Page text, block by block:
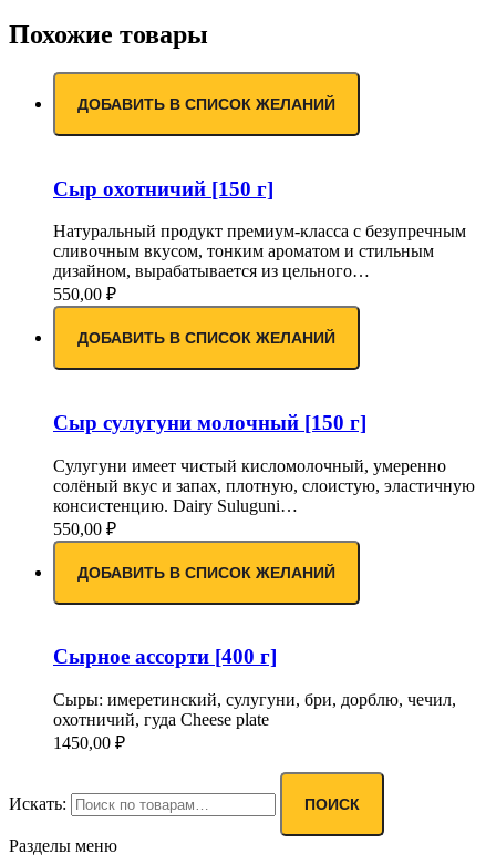
Похожие товары
ДОБАВИТЬ В СПИСОК ЖЕЛАНИЙ
Сыр охотничий [150 г]
Натуральный продукт премиум-класса с безупречным
сливочным вкусом, тонким ароматом и стильным
дизайном, вырабатывается из цельного…
550,00 ₽
ДОБАВИТЬ В СПИСОК ЖЕЛАНИЙ
Сыр сулугуни молочный [150 г]
Сулугуни имеет чистый кисломолочный, умеренно
солёный вкус и запах, плотную, слоистую, эластичную
консистенцию. Dairy Suluguni…
550,00 ₽
ДОБАВИТЬ В СПИСОК ЖЕЛАНИЙ
Сырное ассорти [400 г]
Сыры: имеретинский, сулугуни, бри, дорблю, чечил,
охотничий, гуда Cheese plate
1450,00 ₽
Искать: ПОИСК
Разделы меню